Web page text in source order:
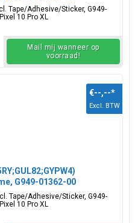
Tape/Adhesive/Sticker, G949-
10 Pro XL
Mail mij wanneer op
voorraad!
G949-01362-00
Tape/Adhesive/Sticker, G949-
10 Pro XL
€--,--*
Excl. BTW